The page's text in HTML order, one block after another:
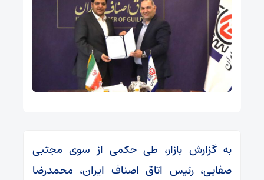
به گزارش بازار، طی حکمی از سوی مجتبی
صفایی، رئیس اتاق اصناف ایران، محمدرضا